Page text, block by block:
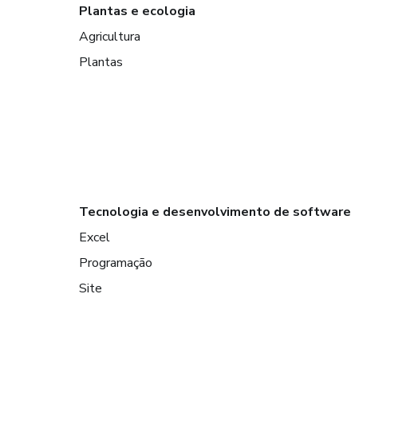
Plantas e ecologia
Agricultura
Plantas
Tecnologia e desenvolvimento de software
Excel
Programação
Site